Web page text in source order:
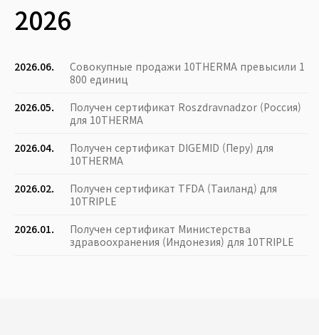
2026
2026.06.
Совокупные продажи 10THERMA превысили 1
800 единиц
2026.05.
Получен сертификат Roszdravnadzor (Россия)
для 10THERMA
2026.04.
Получен сертификат DIGEMID (Перу) для
10THERMA
2026.02.
Получен сертификат TFDA (Таиланд) для
10TRIPLE
2026.01.
Получен сертификат Министерства
здравоохранения (Индонезия) для 10TRIPLE